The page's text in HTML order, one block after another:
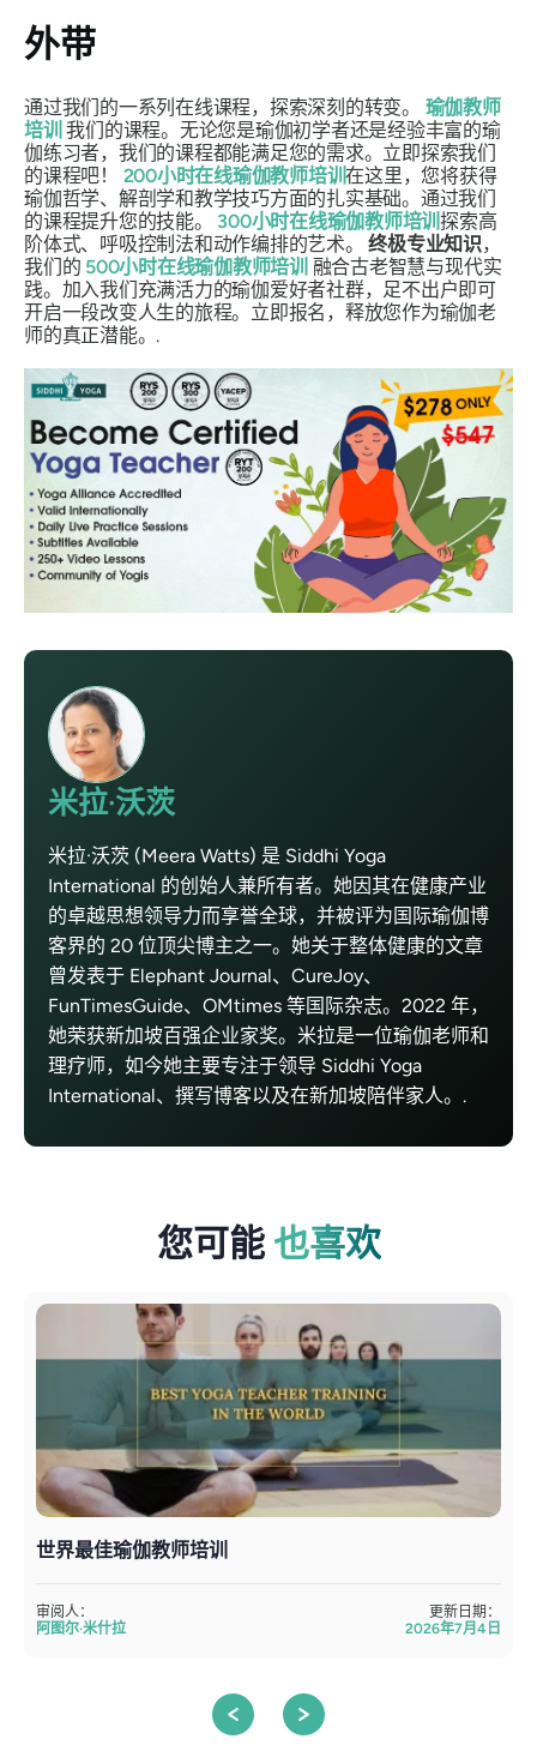
外带
通过我们的一系列在线课程，探索深刻的转变。 瑜伽教师
培训 我们的课程。无论您是瑜伽初学者还是经验丰富的瑜
伽练习者，我们的课程都能满足您的需求。立即探索我们
的课程吧！ 200小时在线瑜伽教师培训在这里，您将获得
瑜伽哲学、解剖学和教学技巧方面的扎实基础。通过我们
的课程提升您的技能。 300小时在线瑜伽教师培训探索高
阶体式、呼吸控制法和动作编排的艺术。终极专业知识，
我们的 500小时在线瑜伽教师培训 融合古老智慧与现代实
践。加入我们充满活力的瑜伽爱好者社群，足不出户即可
开启一段改变人生的旅程。立即报名，释放您作为瑜伽老
师的真正潜能。.
米拉·沃茨
米拉·沃茨 (Meera Watts) 是 Siddhi Yoga
International 的创始人兼所有者。她因其在健康产业
的卓越思想领导力而享誉全球，并被评为国际瑜伽博
客界的 20 位顶尖博主之一。她关于整体健康的文章
曾发表于 Elephant Journal、CureJoy、
FunTimesGuide、OMtimes 等国际杂志。2022 年，
她荣获新加坡百强企业家奖。米拉是一位瑜伽老师和
理疗师，如今她主要专注于领导 Siddhi Yoga
International、撰写博客以及在新加坡陪伴家人。.
您可能 也喜欢
世界最佳瑜伽教师培训
审阅人：
阿图尔·米什拉
更新日期：
2026年7月4日